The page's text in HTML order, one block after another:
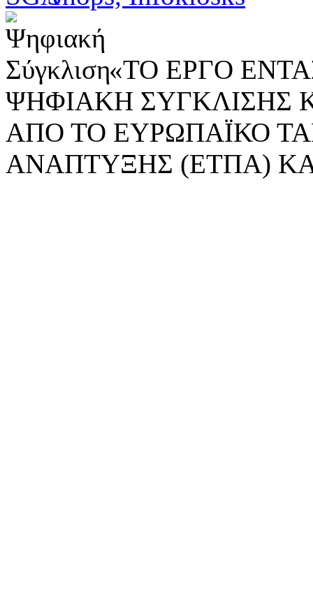
«ΤΟ ΕΡΓΟ
ΨΗΦΙΑΚΗ ΣΥΓΚΛΙΣΗΣ
ΑΠΟ ΤΟ ΕΥΡΩΠΑΪΚΟ
ΑΝΑΠΤΥΞΗΣ (ΕΤΠΑ)